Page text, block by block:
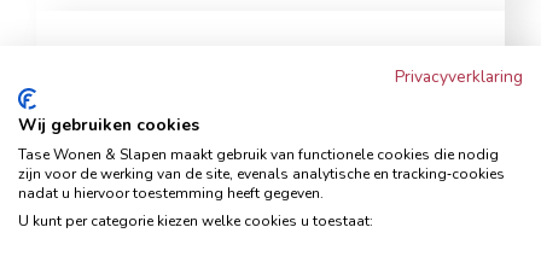
Hanglamp Ponzia metaal bruinPrivacyverklaring
Wij gebruiken cookies
Tase Wonen & Slapen maakt gebruik van functionele cookies die nodig
zijn voor de werking van de site, evenals analytische en tracking‑cookies
nadat u hiervoor toestemming heeft gegeven.
U kunt per categorie kiezen welke cookies u toestaat: